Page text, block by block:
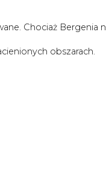
Chociaż Bergenia
obszarach.